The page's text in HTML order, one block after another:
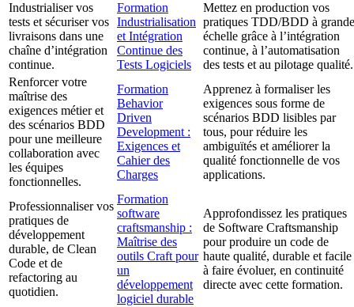
Industrialiser vos
tests et sécuriser vos
livraisons dans une
chaîne d’intégration
continue.
Formation
Industrialisation
et Intégration
Continue des
Tests Logiciels
Mettez en production vos
pratiques TDD/BDD à grande
échelle grâce à l’intégration
continue, à l’automatisation
des tests et au pilotage qualité.
Renforcer votre
maîtrise des
exigences métier et
des scénarios BDD
pour une meilleure
collaboration avec
les équipes
fonctionnelles.
Formation
Behavior
Driven
Development :
Exigences et
Cahier des
Charges
Apprenez à formaliser les
exigences sous forme de
scénarios BDD lisibles par
tous, pour réduire les
ambiguïtés et améliorer la
qualité fonctionnelle de vos
applications.
Professionnaliser vos
pratiques de
développement
durable, de Clean
Code et de
refactoring au
quotidien.
Formation
software
craftsmanship :
Maîtrise des
outils Craft pour
un
développement
logiciel durable
Approfondissez les pratiques
de Software Craftsmanship
pour produire un code de
haute qualité, durable et facile
à faire évoluer, en continuité
directe avec cette formation.